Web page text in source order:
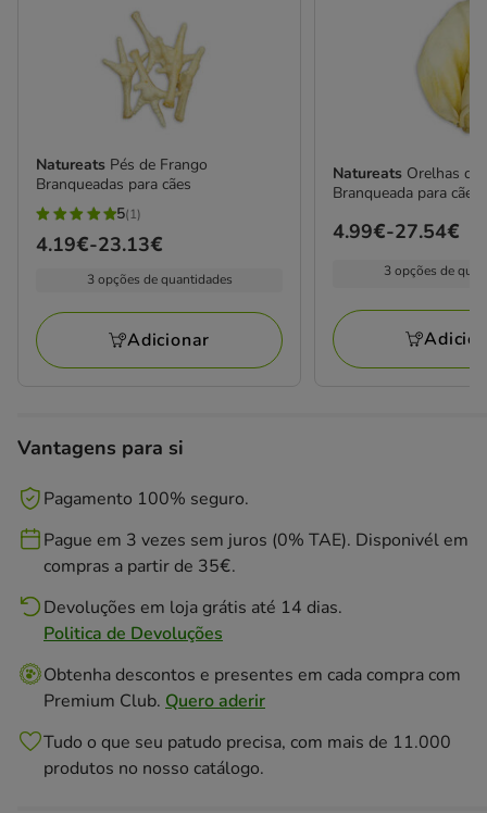
Natureats Pés de Frango
Branqueadas para cães
5
estrelas
avaliações
5(1)
Preço
a
23.13€
4.19€-23.13€
3 opções de quantidades
Adicionar
Natureats Orelhas de
Branqueada para cães
Preço
27.54€
4.99€-27.54€
3 opções de
Vantagens para si
Pagamento 100% seguro.
Pague em 3 vezes sem juros (0% TAE). Disponivél em
compras a partir de 35€.
Devoluções em loja grátis até 14 dias.
Politica de Devoluções
Obtenha descontos e presentes em cada compra com
Premium Club. Quero aderir
Tudo o que seu patudo precisa, com mais de 11.000
produtos no nosso catálogo.